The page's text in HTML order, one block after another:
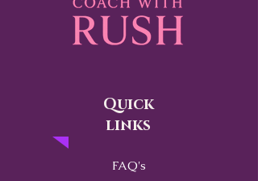
Quick
links
FAQ's